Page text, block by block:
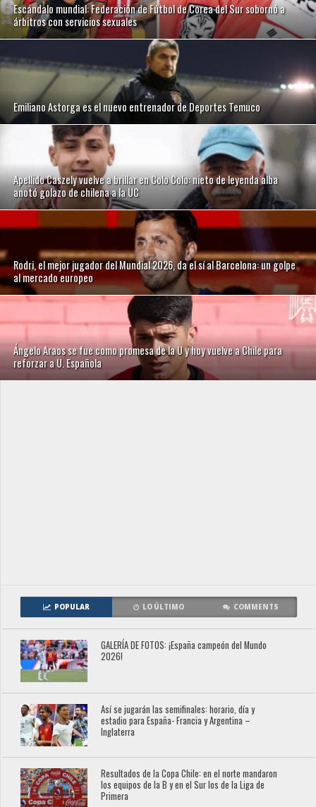
Escándalo mundial: Federación de Fútbol de Corea del Sur sobornó a
árbitros con servicios sexuales
Emiliano Astorga es el nuevo entrenador de Deportes Temuco
Apellido Caszely vuelve a brillar en Colo Colo: nieto de leyenda alba
anotó golazo de chilena a la UC
Rodri, el mejor jugador del Mundial 2026, da el sí al Barcelona: un golpe
al mercado europeo
Ángelo Araos se fue como promesa de la U y hoy vuelve a Chile para
reforzar a U. Española
POPULAR LO ÚLTIMO COMMENTS
GALERÍA DE FOTOS: ¡España campeón del Mundo
2026!
Así se jugarán las semifinales: horario, día y
estadio para España- Francia y Argentina –
Inglaterra
Resultados de la Copa Chile: en el norte mandaron
los equipos de la B y en el Sur los de la Liga de
Primera